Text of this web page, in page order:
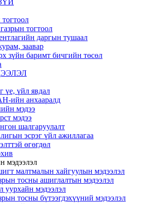
тогтоол
даргын тушаал
заавар
зүйн баримт бичгийн төсөл
үе, үйл явдал
ийн анхааралд
мэдээ
мэдээ
шалгаруулалт
эсрэг үйл ажиллагаа
өгөгдөл
мэдээлэл
малтмалын хайгуулын мэдээлэл
тосны ашиглалтын мэдээлэл
уурхайн мэдээлэл
тосны бүтээгдэхүүний мэдээлэл